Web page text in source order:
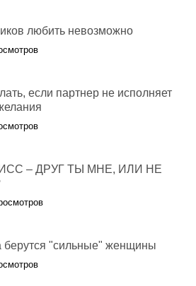
любить невозможно
если партнер не исполняет
– ДРУГ ТЫ МНЕ, ИЛИ НЕ
берутся "сильные" женщины